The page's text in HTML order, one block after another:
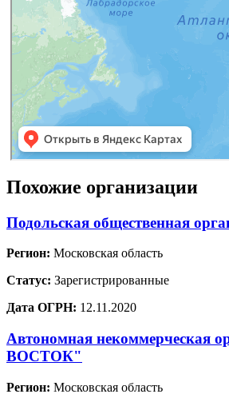
Похожие организации
Подольская общественная
Регион: Московская область
Статус: Зарегистрированные
Дата ОГРН: 12.11.2020
Автономная некоммерческая
ВОСТОК"
Регион: Московская область